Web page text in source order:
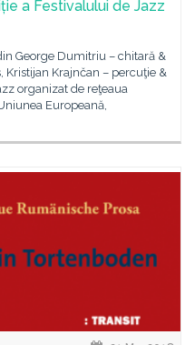
a Festivalului de Jazz
George Dumitriu – chitară &
Kristijan Krajnčan – percuţie &
organizat de reţeaua
Europeană,